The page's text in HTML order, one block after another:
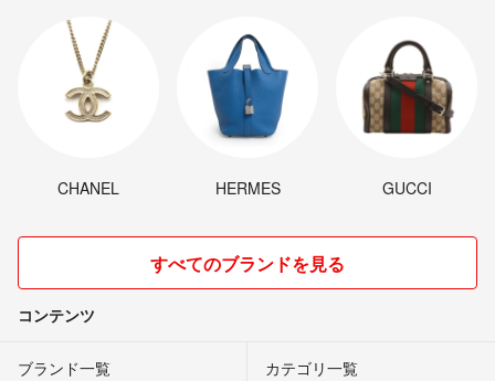
CHANEL HERMES GUCCI
すべてのブランドを見る
コンテンツ
ブランド一覧 カテゴリ一覧